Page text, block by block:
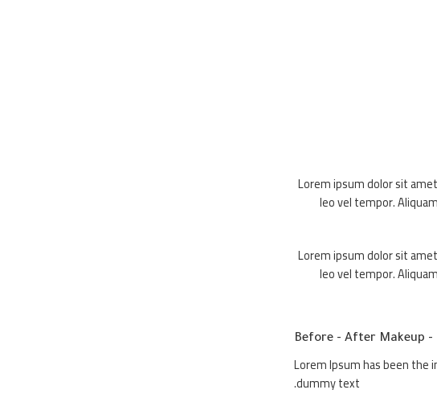
Lorem ipsum dolor sit
leo vel tempor.
Lorem ipsum dolor sit
leo vel tempor.
Before - After Makeup -
Lorem Ipsum has been the
dummy text.